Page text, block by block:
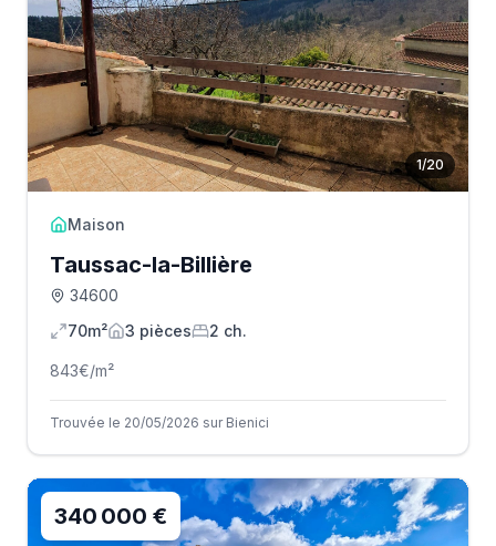
1/20
Maison
Taussac-la-Billière
34600
70m²
3 pièces 2 ch.
843€/m²
Trouvée le 20/05/2026 sur Bienici
340 000 €